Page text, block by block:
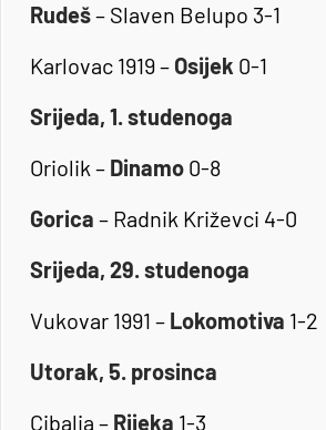
Rudeš– Slaven Belupo 3-1
Karlovac 1919 – Osijek 0-1
Srijeda, 1. studenoga
Oriolik – Dinamo0-8
Gorica – Radnik Križevci 4-0
Srijeda, 29. studenoga
Vukovar 1991 – Lokomotiva 1-2
Utorak, 5. prosinca
Cibalia – Rijeka 1-3